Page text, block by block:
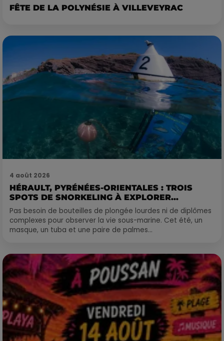
FÊTE DE LA POLYNÉSIE À VILLEVEYRAC
4 août 2026
HÉRAULT, PYRÉNÉES-ORIENTALES : TROIS
SPOTS DE SNORKELING À EXPLORER...
Pas besoin de bouteilles de plongée lourdes ni de diplômes
complexes pour observer la vie sous-marine. Cet été, un
masque, un tuba et une paire de palmes...